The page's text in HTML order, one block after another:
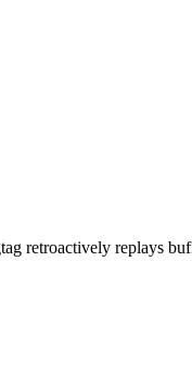
retroactively replays